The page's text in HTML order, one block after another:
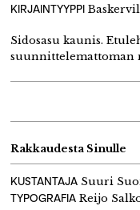
KIRJAINTYYPPI
Sidosasu kaunis.
suunnittelemattoman
Rakkaudesta Sinulle
KUSTANTAJA Suuri
TYPOGRAFIA Reijo